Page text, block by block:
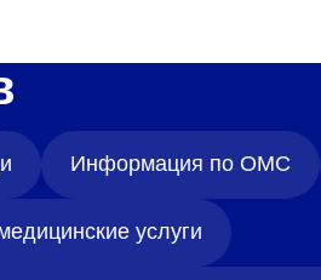
Информация по ОМС
услуги